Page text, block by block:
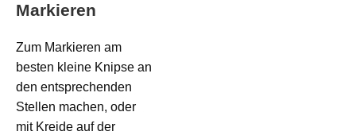
Markieren
Zum Markieren am
besten kleine Knipse an
den entsprechenden
Stellen machen, oder
mit Kreide auf der